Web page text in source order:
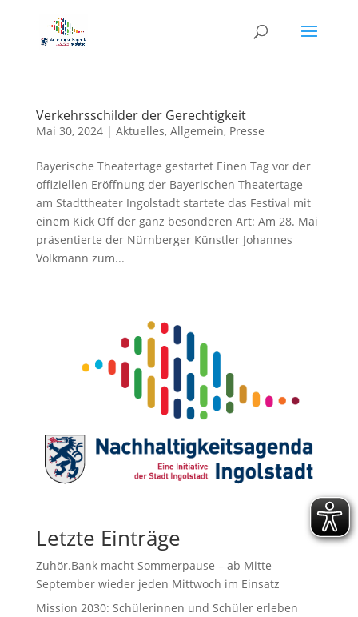
Verkehrsschilder der Gerechtigkeit
Mai 30, 2024| Aktuelles, Allgemein, Presse
Bayerische Theatertage gestartet Einen Tag vor der
offiziellen Eröffnung der Bayerischen Theatertage
am Stadttheater Ingolstadt startete das Festival mit
einem Kick Off der ganz besonderen Art: Am 28. Mai
präsentierte der Nürnberger Künstler Johannes
Volkmann zum...
Letzte Einträge
Zuhör.Bank macht Sommerpause – ab Mitte
September wieder jeden Mittwoch im Einsatz
Mission 2030: Schülerinnen und Schüler erleben